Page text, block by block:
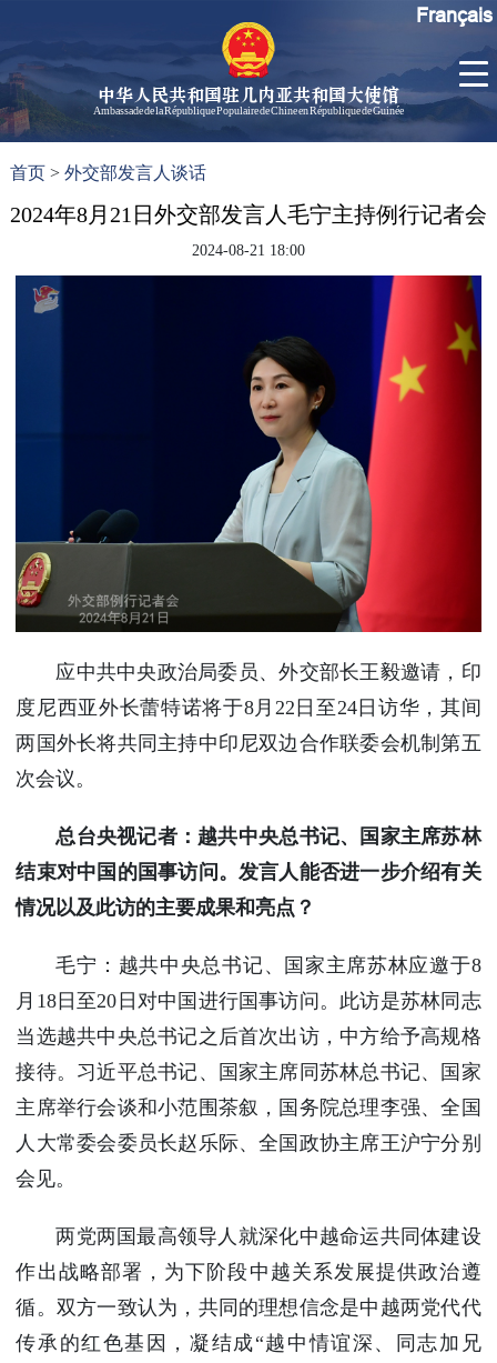
中华人民共和国驻几内亚共和国大使馆
Ambassade de la République Populaire de Chine en République de Guinée
大使信
孙勇大
使简历
中国历
任驻几
内亚大
使馆信
息
使馆领
导及部
门负责
联系方
式
使馆掠
几
Français
首页 >外交部发言人谈话
2024年8月21日外交部发言人毛宁主持例行记者会
2024-08-21 18:00
应中共中央政治局委员、外交部长王毅邀请，印
度尼西亚外长蕾特诺将于8月22日至24日访华，其间
两国外长将共同主持中印尼双边合作联委会机制第五
次会议。
总台央视记者：越共中央总书记、国家主席苏林
结束对中国的国事访问。发言人能否进一步介绍有关
情况以及此访的主要成果和亮点？
毛宁：越共中央总书记、国家主席苏林应邀于8
月18日至20日对中国进行国事访问。此访是苏林同志
当选越共中央总书记之后首次出访，中方给予高规格
接待。习近平总书记、国家主席同苏林总书记、国家
主席举行会谈和小范围茶叙，国务院总理李强、全国
人大常委会委员长赵乐际、全国政协主席王沪宁分别
会见。
两党两国最高领导人就深化中越命运共同体建设
作出战略部署，为下阶段中越关系发展提供政治遵
循。双方一致认为，共同的理想信念是中越两党代代
传承的红色基因，凝结成“越中情谊深、同志加兄